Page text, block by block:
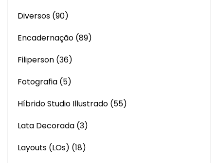
Diversos (90)
Encadernação (89)
Filiperson (36)
Fotografia (5)
Híbrido Studio Illustrado (55)
Lata Decorada (3)
Layouts (LOs) (18)